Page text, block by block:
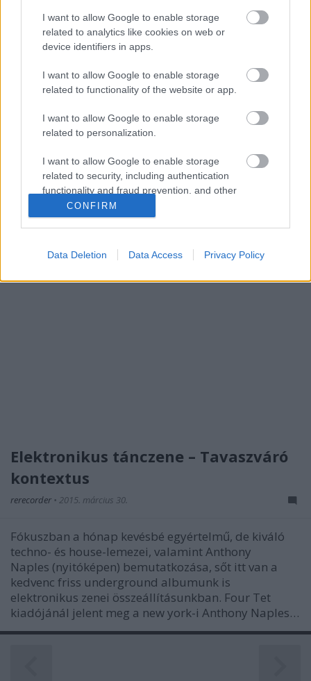
I want to allow Google to enable storage
related to analytics like cookies on web or
device identifiers in apps.
I want to allow Google to enable storage
related to functionality of the website or app.
I want to allow Google to enable storage
related to personalization.
I want to allow Google to enable storage
related to security, including authentication
functionality and fraud prevention, and other
user protection.
CONFIRM
Data Deletion Data Access Privacy Policy
coffinshaker•2019. július 13.
bemutatott lemezekkel készítőik szinte mind a
komfortzónájukon kívülre merészkedtek. És milyen
rovatunk válogatása a Recorder magazin 73.
lapszámából.
Elektronikus tánczene – Tavaszváró
kontextus
rerecorder • 2015. március 30.
Fókuszban a hónap kevésbé egyértelmű, de kiváló
techno- és house-lemezei, valamint Anthony
Naples (nyitóképen) bemutatkozása, sőt itt van a
kedvenc friss underground albumunk is
elektronikus zenei összeállításunkban. Four Tet
kiadójánál jelent meg a new york-i Anthony Naples…